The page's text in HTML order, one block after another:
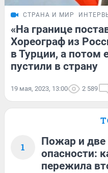
СТРАНА И МИР
«На границе
Хореограф из
в Турции, а потом
пустили в страну
19 мая, 2023, 13:00 2 589
1
Пожар и две
опасности:
пережила